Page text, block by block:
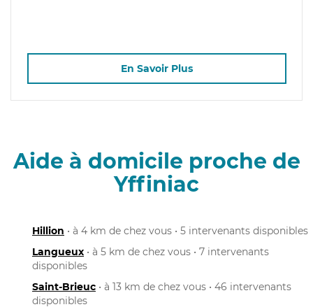
En Savoir Plus
Aide à domicile proche de
Yffiniac
Hillion • à 4 km de chez vous • 5 intervenants disponibles
Langueux • à 5 km de chez vous • 7 intervenants
disponibles
Saint-Brieuc • à 13 km de chez vous • 46 intervenants
disponibles